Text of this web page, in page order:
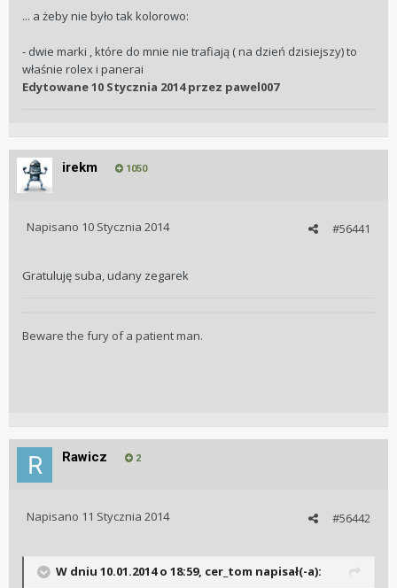
... a żeby nie było tak kolorowo:
- dwie marki , które do mnie nie trafiają ( na dzień dzisiejszy) to
właśnie rolex i panerai
Edytowane10 Stycznia 2014przez pawel007
irekm 1050
#56441
Napisano 10 Stycznia 2014
Gratuluję suba, udany zegarek
Beware the fury of a patient man.
Rawicz 2
#56442
Napisano 11 Stycznia 2014
W dniu 10.01.2014 o 18:59, cer_tom napisał(-a):